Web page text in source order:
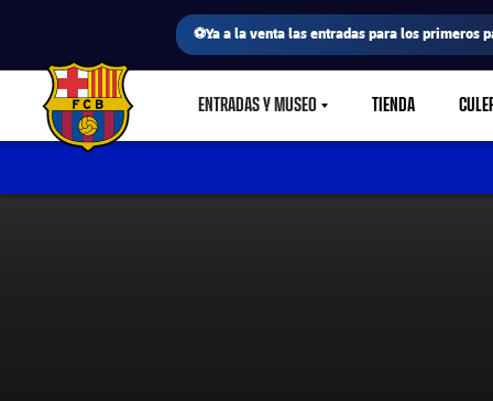
⚽Ya a la venta las entradas para los primeros
FC Barcelona club badge ENTRADAS Y MUSEOLABEL.SHARE.CARETDOWN
TIENDA